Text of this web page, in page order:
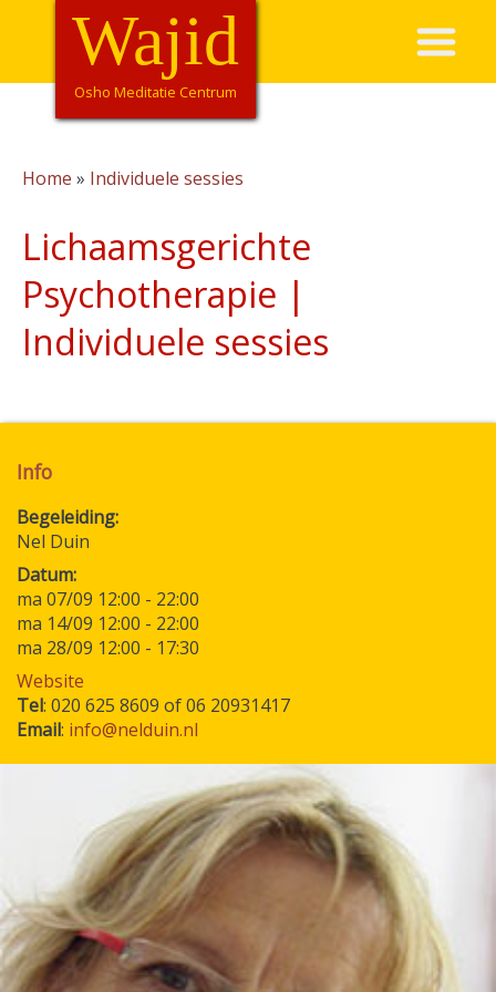
Overslaan
de
HoofdnavigatieWajid
Osho Meditatie Centrum
Home Individuele sessies
Lichaamsgerichte
Psychotherapie |
Individuele sessies
Info
Begeleiding
Nel Duin
Datum
ma 07/09 12:00 - 22:00
ma 14/09 12:00 - 22:00
ma 28/09 12:00 - 17:30
Website
Tel: 020 625 8609 of 06 20931417
Email: info@nelduin.nl